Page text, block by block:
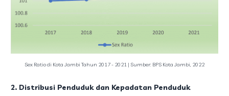
Sex Ratio di Kota Jambi Tahun 2017 - 2021 | Sumber: BPS Kota Jambi, 2022
2. Distribusi Penduduk dan Kepadatan Penduduk